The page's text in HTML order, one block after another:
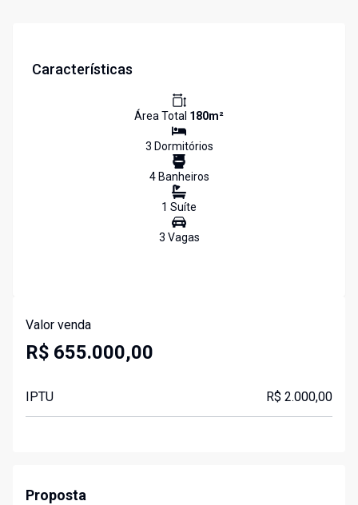
Características
Área Total 180m²
3 Dormitórios
4Banheiros
1 Suíte
3 Vagas
Valor venda
R$ 655.000,00
IPTU R$ 2.000,00
Proposta